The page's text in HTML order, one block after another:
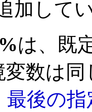
加して
は、既
変数は
最後の